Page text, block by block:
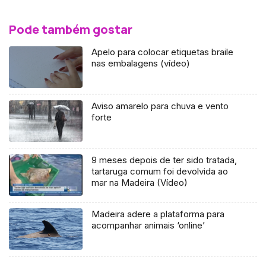
Pode também gostar
Apelo para colocar etiquetas braile
nas embalagens (vídeo)
Aviso amarelo para chuva e vento
forte
9 meses depois de ter sido tratada,
tartaruga comum foi devolvida ao
mar na Madeira (Vídeo)
Madeira adere a plataforma para
acompanhar animais ‘online’